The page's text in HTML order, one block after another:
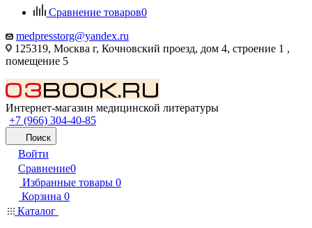
Сравнение товаров0
medpresstorg@yandex.ru
125319, Москва г, Кочновский проезд, дом 4, строение 1 ,
помещение 5
Интернет-магазин медицинской литературы
+7 (966) 304-40-85
Поиск
Войти
Сравнение0
Избранные товары 0
Корзина 0
Каталог